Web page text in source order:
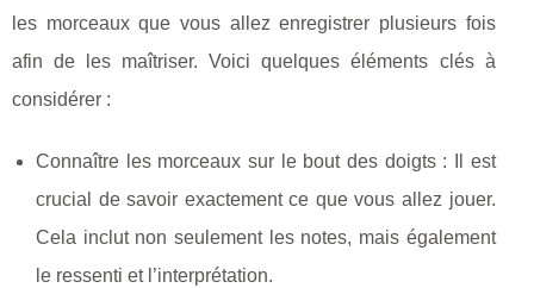
les morceaux que vous allez enregistrer plusieurs fois
afin de les maîtriser. Voici quelques éléments clés à
considérer :
Connaître les morceaux sur le bout des doigts : Il est
crucial de savoir exactement ce que vous allez jouer.
Cela inclut non seulement les notes, mais également
le ressenti et l’interprétation.